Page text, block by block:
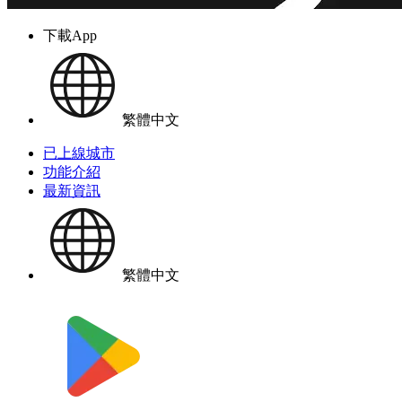
下載App
繁體中文
已上線城市
功能介紹
最新資訊
繁體中文